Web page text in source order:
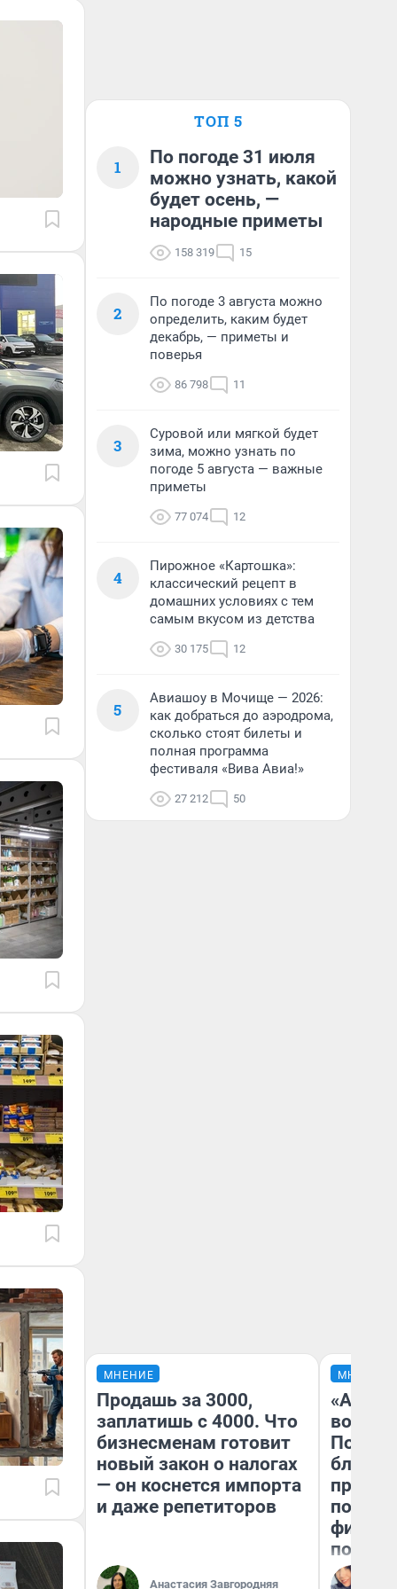
ТОП 5
1
По погоде 31 июля
можно узнать, какой
будет осень, —
народные приметы
158 319 15
2
По погоде 3 августа можно
определить, каким будет
декабрь, — приметы и
поверья
86 798 11
3
Суровой или мягкой будет
зима, можно узнать по
погоде 5 августа — важные
приметы
77 074 12
4
Пирожное «Картошка»:
классический рецепт в
домашних условиях с тем
самым вкусом из детства
30 175 12
5
Авиашоу в Мочище — 2026:
как добраться до аэродрома,
сколько стоят билеты и
полная программа
фестиваля «Вива Авиа!»
27 212 50
МНЕНИЕ
Продашь за 3000,
заплатишь с 4000. Что
бизнесменам готовит
новый закон о налогах
— он коснется импорта
и даже репетиторов
Анастасия Завгородняя
МНЕНИЕ
вот